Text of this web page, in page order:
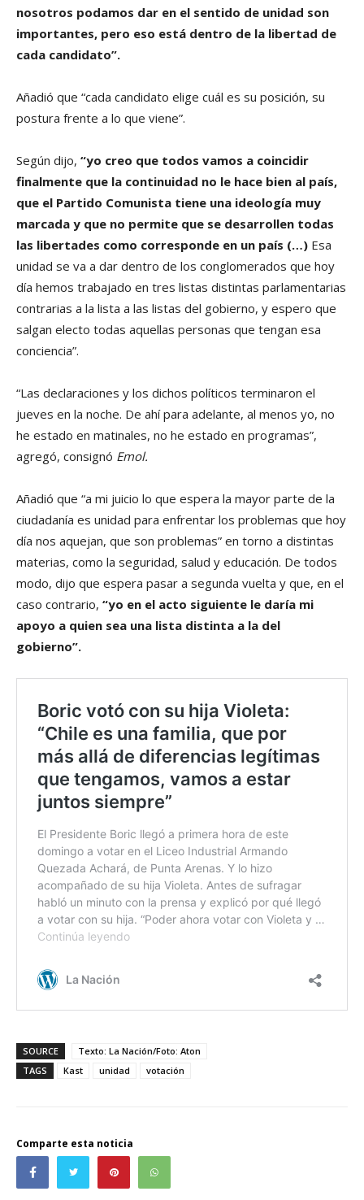
nosotros podamos dar en el sentido de unidad son
importantes, pero eso está dentro de la libertad de
cada candidato”.
Añadió que “cada candidato elige cuál es su posición, su
postura frente a lo que viene”.
Según dijo, “yo creo que todos vamos a coincidir
finalmente que la continuidad no le hace bien al país,
que el Partido Comunista tiene una ideología muy
marcada y que no permite que se desarrollen todas
las libertades como corresponde en un país (…) Esa
unidad se va a dar dentro de los conglomerados que hoy
día hemos trabajado en tres listas distintas parlamentarias
contrarias a la lista a las listas del gobierno, y espero que
salgan electo todas aquellas personas que tengan esa
conciencia”.
“Las declaraciones y los dichos políticos terminaron el
jueves en la noche. De ahí para adelante, al menos yo, no
he estado en matinales, no he estado en programas”,
agregó, consignó Emol.
Añadió que “a mi juicio lo que espera la mayor parte de la
ciudadanía es unidad para enfrentar los problemas que hoy
día nos aquejan, que son problemas” en torno a distintas
materias, como la seguridad, salud y educación. De todos
modo, dijo que espera pasar a segunda vuelta y que, en el
caso contrario, “yo en el acto siguiente le daría mi
apoyo a quien sea una lista distinta a la del
gobierno”.
SOURCE
Texto: La Nación/Foto: Aton
TAGS
Kast unidad votación
Comparte esta noticia